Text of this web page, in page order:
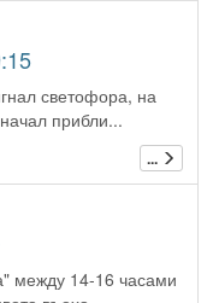
светофора, на
прибли...
...
между 14-16 часами